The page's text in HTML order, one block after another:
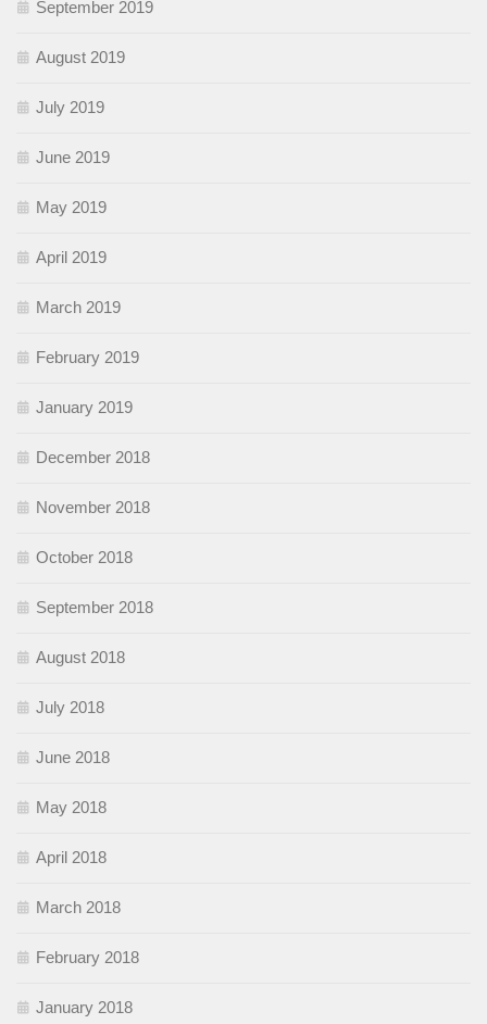
September 2019
August 2019
July 2019
June 2019
May 2019
April 2019
March 2019
February 2019
January 2019
December 2018
November 2018
October 2018
September 2018
August 2018
July 2018
June 2018
May 2018
April 2018
March 2018
February 2018
January 2018